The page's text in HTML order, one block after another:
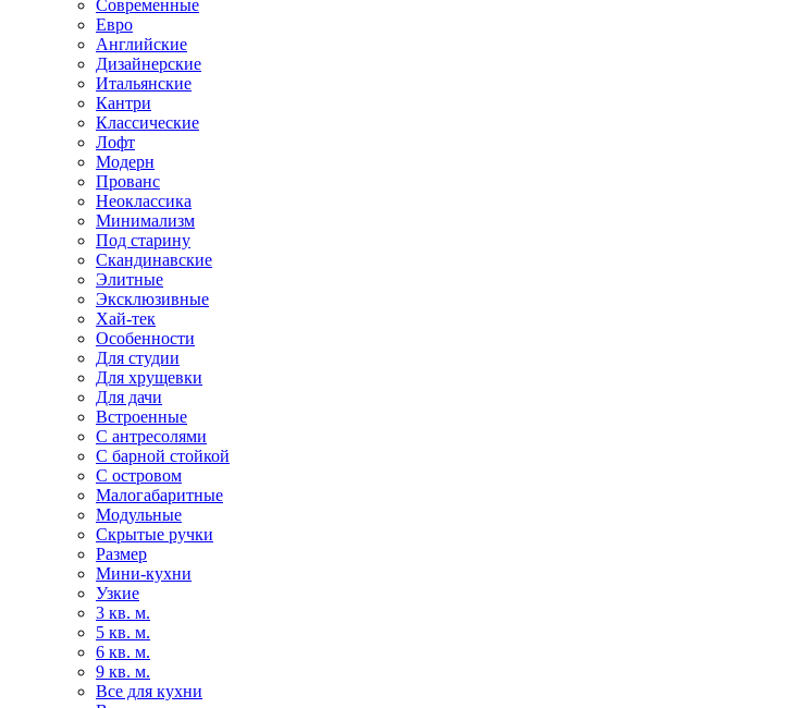
Современные
Евро
Английские
Дизайнерские
Итальянские
Кантри
Классические
Лофт
Модерн
Прованс
Неоклассика
Минимализм
Под старину
Скандинавские
Элитные
Эксклюзивные
Хай-тек
Особенности
Для студии
Для хрущевки
Для дачи
Встроенные
С антресолями
С барной стойкой
С островом
Малогабаритные
Модульные
Скрытые ручки
Размер
Мини-кухни
Узкие
3 кв. м.
5 кв. м.
6 кв. м.
9 кв. м.
Все для кухни